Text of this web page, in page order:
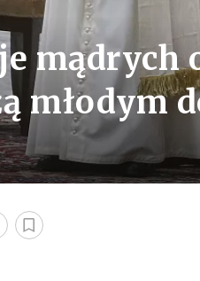
mądrych
młodym